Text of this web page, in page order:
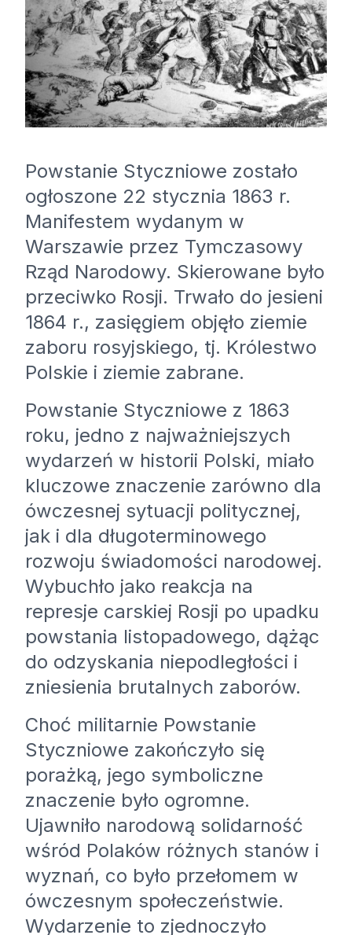
Powstanie Styczniowe zostało
ogłoszone 22 stycznia 1863 r.
Manifestem wydanym w
Warszawie przez Tymczasowy
Rząd Narodowy. Skierowane było
przeciwko Rosji. Trwało do jesieni
1864 r., zasięgiem objęło ziemie
zaboru rosyjskiego, tj. Królestwo
Polskie i ziemie zabrane.
Powstanie Styczniowe z 1863
roku, jedno z najważniejszych
wydarzeń w historii Polski, miało
kluczowe znaczenie zarówno dla
ówczesnej sytuacji politycznej,
jak i dla długoterminowego
rozwoju świadomości narodowej.
Wybuchło jako reakcja na
represje carskiej Rosji po upadku
powstania listopadowego, dążąc
do odzyskania niepodległości i
zniesienia brutalnych zaborów.
Choć militarnie Powstanie
Styczniowe zakończyło się
porażką, jego symboliczne
znaczenie było ogromne.
Ujawniło narodową solidarność
wśród Polaków różnych stanów i
wyznań, co było przełomem w
ówczesnym społeczeństwie.
Wydarzenie to zjednoczyło